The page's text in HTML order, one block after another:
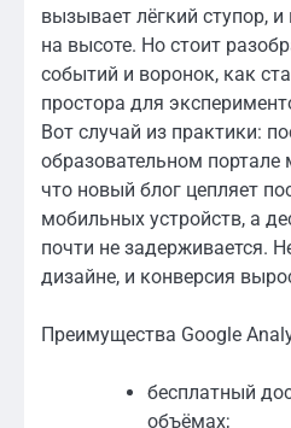
вызывает лёгкий ступор,
на высоте. Но стоит
событий и воронок, как
простора для
Вот случай из практики:
образовательном портале
что новый блог цепляет
мобильных устройств, а
почти не задерживается.
дизайне, и конверсия
Преимущества Google
бесплатный
объёмах;